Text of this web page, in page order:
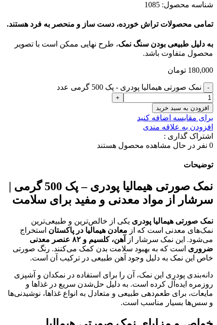
شناسه محصول: 1085
تمامی محصولات تراش خورده، دست ساز و منحصر به فرد هستند.
به دلیل طبیعی بودن سنگ نمک، طرح نهایی ممکن است با تصویر
محصول متفاوت باشد.
180,000 تومان
نمک صورتی هیمالیا پودری - پک 500 گرمی عدد
افزودن به سبد خرید
برای مقایسه اضافه کنید
افزودن به علاقه مندی
اشتراک گذاری :
0 نفر در حال مشاهده محصول هستند
توضیحات
نمک صورتی هیمالیا پودری – پک 500 گرمی |
سرشار از مواد معدنی و مفید برای سلامت
نمک صورتی هیمالیا پودری یکی از خالص‌ترین و طبیعی‌ترین
نمک‌های معدنی است که از معادن هیمالیا در پاکستان استخراج
می‌شود. این نمک سرشار از
آهن، کلسیم و
۸۲ عنصر معدنی
ضروری است که به بهبود سلامت بدن کمک می‌کنند. رنگ صورتی
خاص این نمک به دلیل وجود آهن طبیعی در ترکیب آن است.
دانه‌بندی پودری این نمک، آن را برای استفاده در نمکدان و آشپزی
روزمره ایده‌آل کرده است. به دلیل حل‌شدن سریع در غذاها و
مایعات، برای طعم‌دهی طبیعی و متعادل به انواع غذاها، نوشیدنی‌ها
و سس‌ها بسیار مناسب است.